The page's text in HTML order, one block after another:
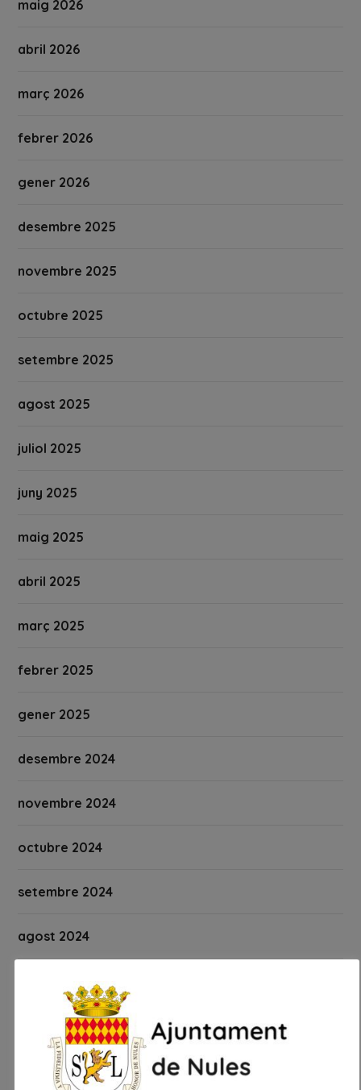
maig 2026
abril 2026
març 2026
febrer 2026
gener 2026
desembre 2025
novembre 2025
octubre 2025
setembre 2025
agost 2025
juliol 2025
juny 2025
maig 2025
abril 2025
març 2025
febrer 2025
gener 2025
desembre 2024
novembre 2024
octubre 2024
setembre 2024
agost 2024
juny 2024
maig 2024